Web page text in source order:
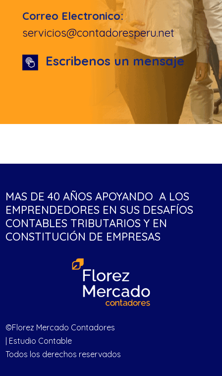
Correo Electronico:
servicios@contadoresperu.net
Escribenos un mensaje
MAS DE 40 AÑOS APOYANDO A LOS
EMPRENDEDORES EN SUS DESAFÍOS
CONTABLES TRIBUTARIOS Y EN
CONSTITUCIÓN DE EMPRESAS
©Florez Mercado Contadores
| Estudio Contable
Todos los derechos reservados